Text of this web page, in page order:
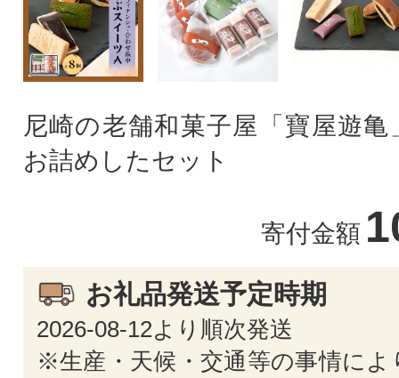
尼崎の老舗和菓子屋「寶屋遊
お詰めしたセット
寄付金額
お礼品発送予定時期
2026-08-12より順次発送
※生産・天候・交通等の事情によ